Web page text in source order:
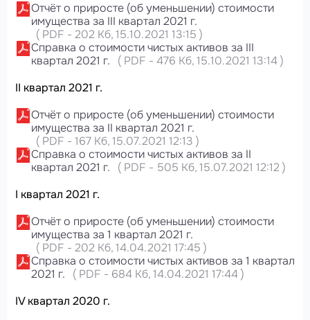
Отчёт о приросте (об уменьшении) стоимости
имущества за III квартал 2021 г.
( PDF - 202 Кб, 15.10.2021 13:15 )
Справка о стоимости чистых активов за III
квартал 2021 г.
( PDF - 476 Кб, 15.10.2021 13:14)
II квартал 2021 г.
Отчёт о приросте (об уменьшении) стоимости
имущества за II квартал 2021 г.
( PDF - 167 Кб, 15.07.2021 12:13 )
Справка о стоимости чистых активов за II
квартал 2021 г.
( PDF - 505 Кб, 15.07.2021 12:12 )
I квартал 2021 г.
Отчёт о приросте (об уменьшении) стоимости
имущества за 1 квартал 2021 г.
( PDF - 202 Кб, 14.04.2021 17:45 )
Справка о стоимости чистых активов за 1 квартал
2021 г.
( PDF - 684 Кб, 14.04.2021 17:44)
IV квартал 2020 г.